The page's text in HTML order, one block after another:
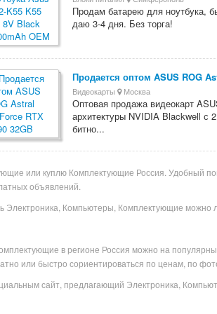
Продам батарею для ноутбука,
даю 3-4 дня. Без торга!
Продается оптом ASUS ROG
Видеокарты Москва
Оптовая продажа видеокарт
архитектуры NVIDIA Blackwell с
битно...
или куплю Комплектующие Россия. Удобный
объявлений.
Электроника, Компьютеры, Комплектующие можно
в регионе Россия можно на
или быстро сориентироваться по ценам, по
сайт, предлагающий Электроника,